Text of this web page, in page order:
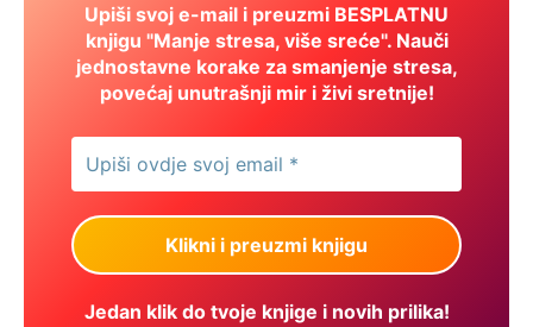
Upiši svoj e-mail i preuzmi BESPLATNU
knjigu "Manje stresa, više sreće". Nauči
jednostavne korake za smanjenje stresa,
povećaj unutrašnji mir i živi sretnije!
Jedan klik do tvoje knjige i novih prilika!